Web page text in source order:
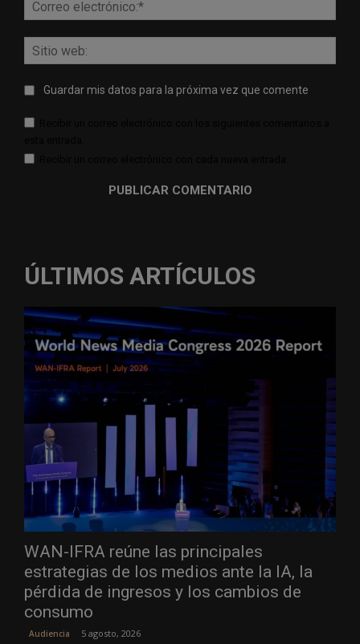
web:
Guardar mis datos para la próxima vez que comente
ÚLTIMOS ARTÍCULOS
WAN-IFRA reúne las principales
estrategias de los medios ante la IA, la
pérdida de ingresos y los cambios de
consumo
Audiencia 5 agosto, 2026